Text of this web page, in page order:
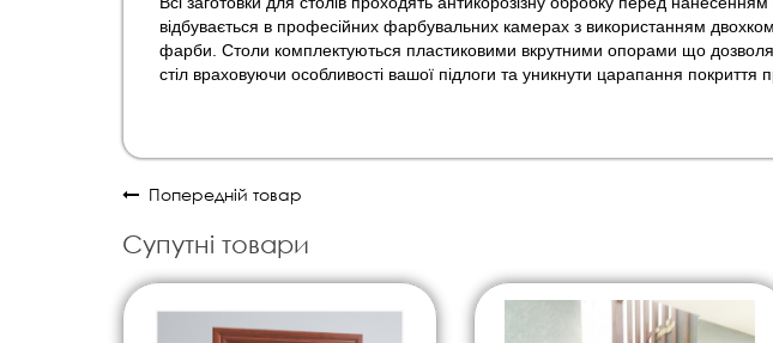
відбувається в професійних фарбувальних камерах з використанням
фарби. Столи комплектуються пластиковими вкрутними опорами що
стіл враховуючи особливості вашої підлоги та уникнути царапання
Попередній товар
Супутні товари